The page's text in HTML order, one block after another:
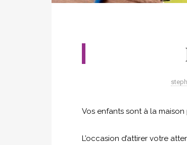
Vos enfants sont à la
L’occasion d’attirer votre